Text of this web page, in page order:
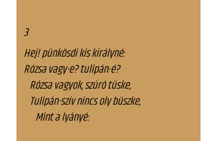
3
Hej! pünkösdi kis királyné:
Rózsa vagy-e? tulipán-é?
Rózsa vagyok, szúró tüske,
Tulipán-szív nincs oly büszke,
Mint a lyányé: